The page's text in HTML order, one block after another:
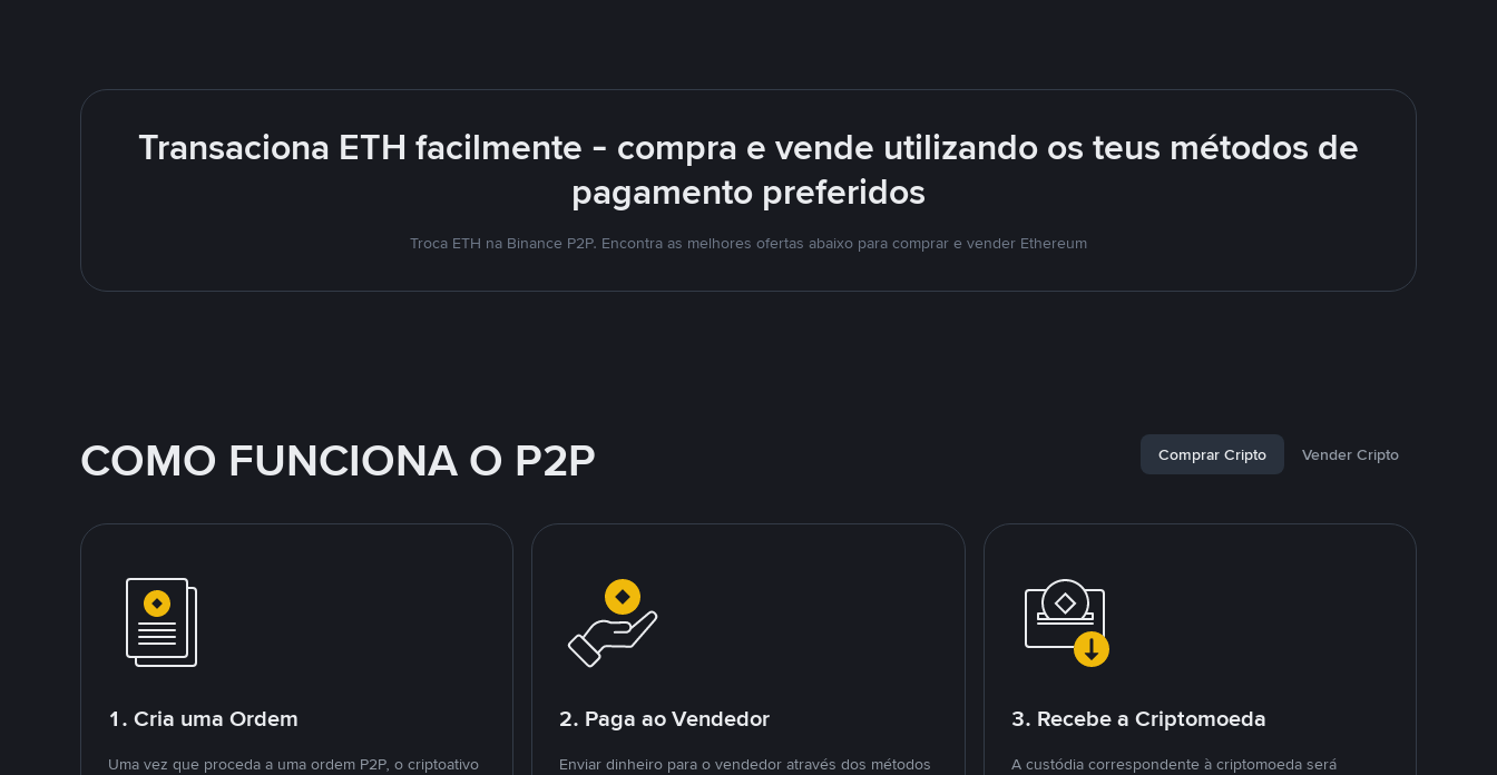
Transaciona ETH facilmente - compra e vende utilizando os teus métodos de
pagamento preferidos
Troca ETH na Binance P2P. Encontra as melhores ofertas abaixo para comprar e vender Ethereum
COMO FUNCIONA O P2P Comprar Cripto Vender Cripto
1. Cria uma Ordem
Uma vez que proceda a uma ordem P2P, o criptoativo
2. Paga ao Vendedor
Enviar dinheiro para o vendedor através dos métodos
3. Recebe a Criptomoeda
A custódia correspondente à criptomoeda será